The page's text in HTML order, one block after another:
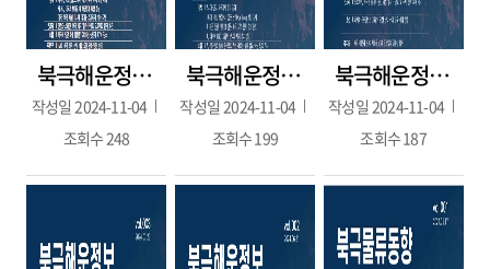
북극해운정보 6호(2024.10.31.)
작성일 2024-11-04
조회수248
북극해운정보 5호(2024.09.30.)
작성일 2024-11-04
조회수199
북극해운정보 4호(2024.08.30.)
작성일 2024-11-04
조회수187